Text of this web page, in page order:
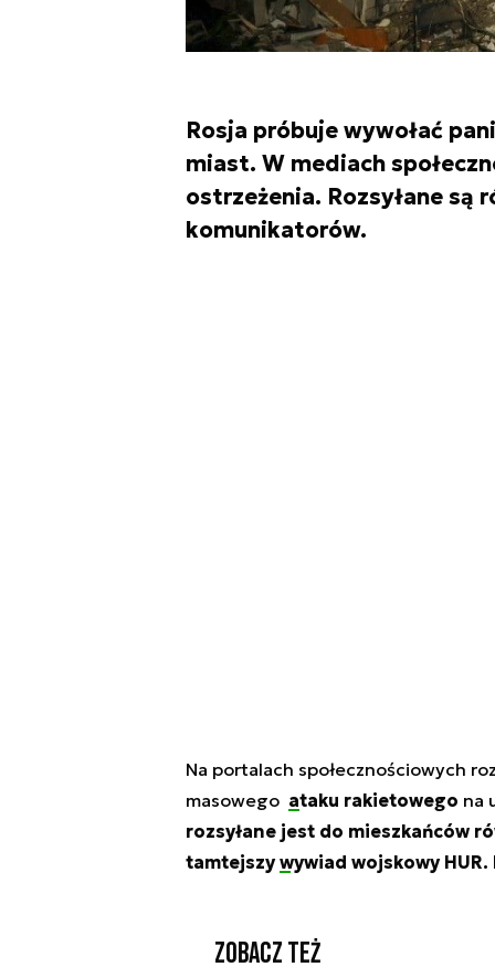
Rosja próbuje wywołać
miast. W mediach
ostrzeżenia. Rozsyłane są
komunikatorów.
Na portalach społecznościowych
masowego ataku rakietowego na
rozsyłane jest do mieszkańców
tamtejszywywiad wojskowy HUR.
Zobacz też